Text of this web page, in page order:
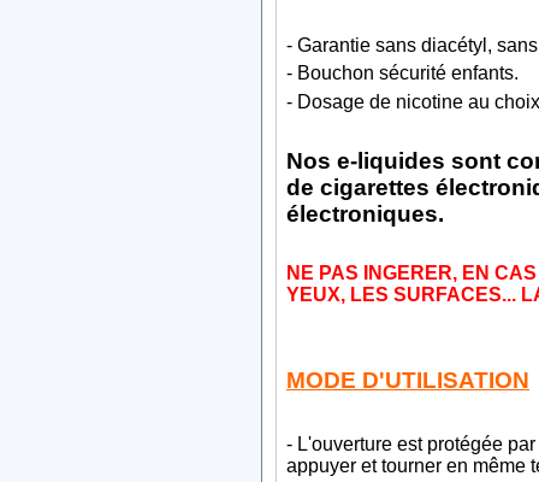
- Garantie sans diacétyl,
- Bouchon sécurité enfants.
- Dosage de nicotine au
Nos e-liquides sont
de cigarettes
électroniques.
NE PAS INGERER, EN
YEUX, LES SURFACES...
MODE D'UTILISATION
- L'ouverture est protégée
appuyer et tourner en même